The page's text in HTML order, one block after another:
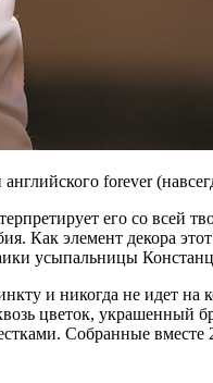
forever
его со всей
Как элемент декора
усыпальницы
и никогда не идет
цветок, украшенный
Собранные